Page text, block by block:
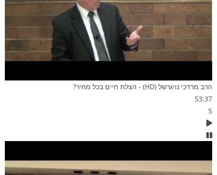
הרב מרדכי נויגרשל (HD) - הצלת חיים בכל מחיר?
53:37
5